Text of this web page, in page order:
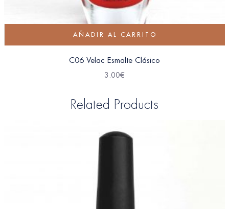
AÑADIR AL CARRITO
C06 Velac Esmalte Clásico
3.00€
Related Products